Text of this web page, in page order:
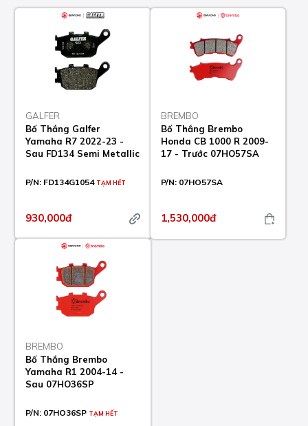
GALFER
Bố Thắng Galfer
Yamaha R7 2022-23 -
Sau FD134 Semi Metallic
P/N: FD134G1054 TẠM HẾT
930,000đ
BREMBO
Bố Thắng Brembo
Honda CB 1000 R 2009-
17 - Trước 07HO57SA
P/N: 07HO57SA
1,530,000đ
BREMBO
Bố Thắng Brembo
Yamaha R1 2004-14 -
Sau 07HO36SP
P/N: 07HO36SP TẠM HẾT